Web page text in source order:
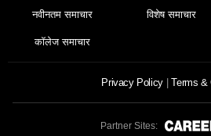
नवीनतम समाचार विशेष समाचार
कॉलेज समाचार
Privacy Policy Terms &
Partner Sites: